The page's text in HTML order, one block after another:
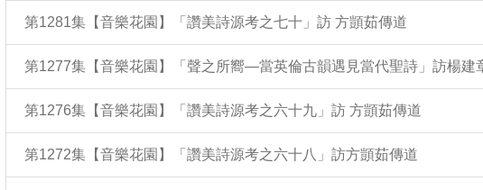
第1281集【音樂花園】「讚美詩源考之七十」訪 方顗茹傳道
第1277集【音樂花園】「聲之所嚮—當英倫古韻遇見當代聖詩」訪楊建
第1276集【音樂花園】「讚美詩源考之六十九」訪 方顗茹傳道
第1272集【音樂花園】「讚美詩源考之六十八」訪方顗茹傳道